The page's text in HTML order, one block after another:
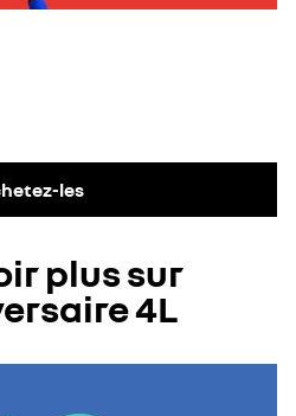
les
plus sur
4L